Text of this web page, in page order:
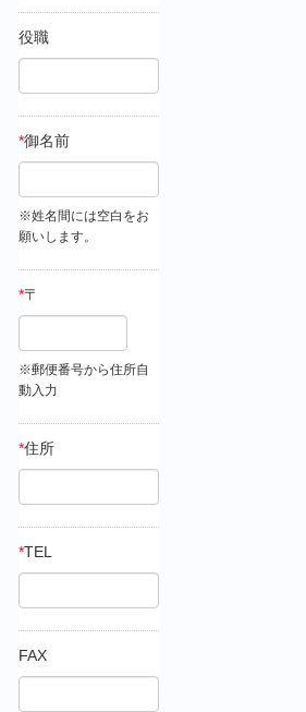
役職
*御名前
※姓名間には空白をお
願いします。
*〒
※郵便番号から住所自
動入力
*住所
*TEL
FAX